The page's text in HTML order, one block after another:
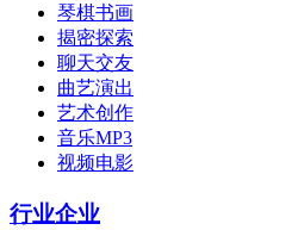
琴棋书画
揭密探索
聊天交友
曲艺演出
艺术创作
音乐MP3
视频电影
行业企业